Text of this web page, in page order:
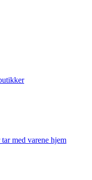
med varene hjem